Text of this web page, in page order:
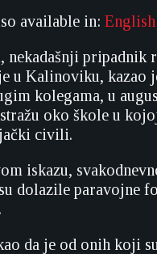
available in: English
nekadašnji pripadnik
u Kalinoviku, kazao
kolegama, u
oko škole u
civili.
iskazu,
dolazile paravojne
da je od onih koji